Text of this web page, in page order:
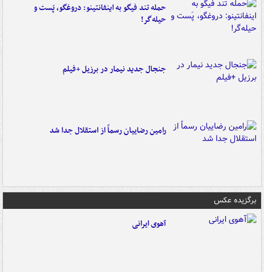
حمله تند فیگو به اینفانتینو: دروغگو، پَست‌ و
حیله‌گر!
جنجال جدید نیمار در برزیل +فیلم
رامین رضاییان رسماً از استقلال جدا شد
برگزیده عکس
آهوی ایرانی